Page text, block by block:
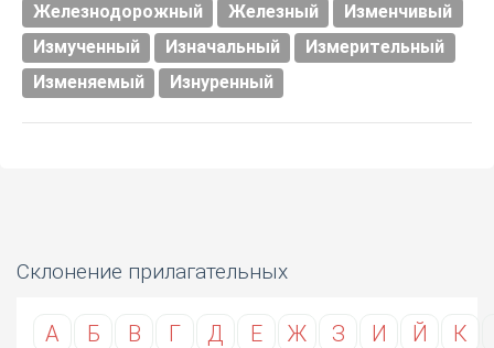
Железнодорожный
Железный
Изменчивый
Измученный
Изначальный
Измерительный
Изменяемый
Изнуренный
Склонение прилагательных
А Б В Г Д Е Ж З И Й К